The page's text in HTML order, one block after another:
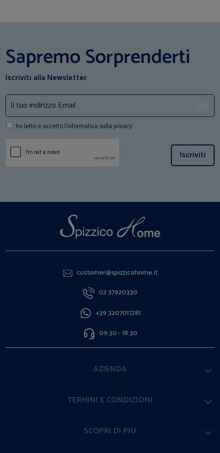
Sapremo Sorprenderti
Iscriviti alla Newsletter
ho letto e accetto l'informativa sulla privacy
Iscriviti
customer@spizzicohome.it
02 37920330
+39 3207017281
09:30 - 18:30
AZIENDA
TERMINI E CONDIZIONI
SCOPRI DI PIÙ